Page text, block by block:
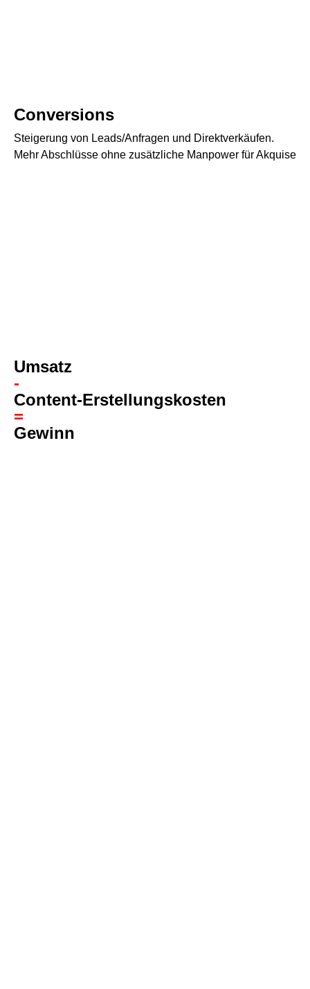
Umsatz
-
Content-Erstellungskosten
=
Gewinn
Conversions
Steigerung von Leads/Anfragen und Direktverkäufen.
Mehr Abschlüsse ohne zusätzliche Manpower für Akquise